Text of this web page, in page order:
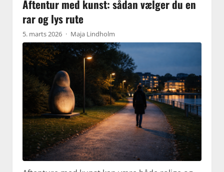
Aftentur med kunst: sådan vælger du en
rar og lys rute
5. marts 2026 · Maja Lindholm